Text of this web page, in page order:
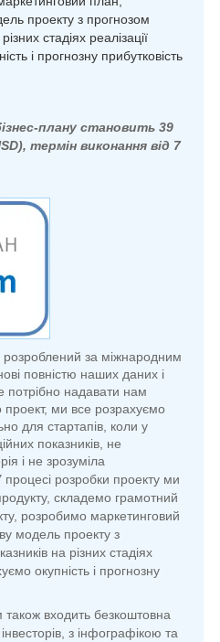
проекту з прогнозом
стадіях реалізації
і прогнозну прибутковість
плану становить 39
термін виконання від 7
розроблений за міжнародним
повністю наших даних і
потрібно надавати нам
ми все розрахуємо
для стартапів, коли у
показників, не
і не зрозуміла
процесі розробки проекту ми
складемо грамотний
розробимо маркетинговий
модель проекту з
на різних стадіях
окупність і прогнозну
входить безкоштовна
з інфографікою та